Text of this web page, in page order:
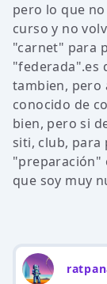
pero lo que
curso y no
"carnet" para
"federada".es
tambien, pero
conocido de
bien, pero si
siti, club, para
"preparación"
que soy muy